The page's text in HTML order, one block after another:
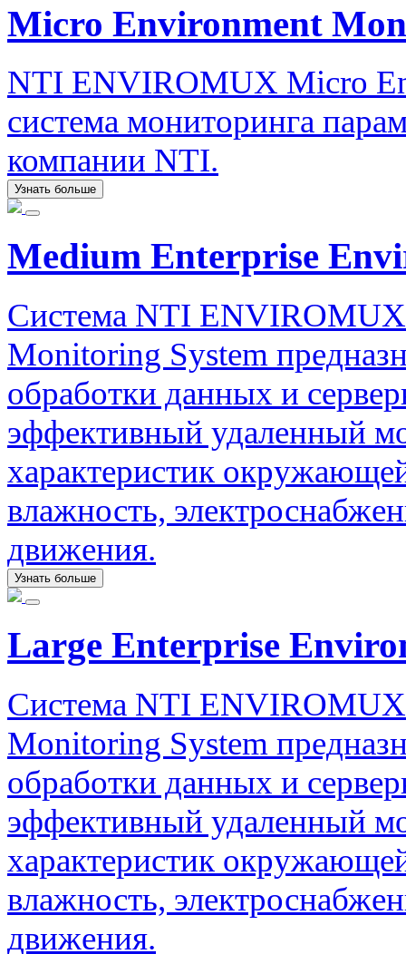
Micro Environment
NTI ENVIROMUX Micro
система мониторинга
компании NTI.
Узнать больше
Medium Enterprise
Система NTI
Monitoring System
обработки данных и
эффективный удаленный
характеристик
влажность,
движения.
Узнать больше
Large Enterprise
Система NTI
Monitoring System
обработки данных и
эффективный удаленный
характеристик
влажность,
движения.